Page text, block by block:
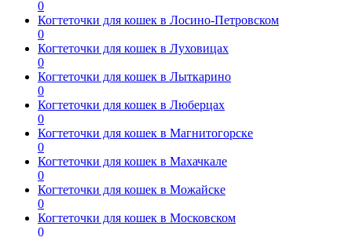
0
Когтеточки для кошек в Лосино-Петровском
0
Когтеточки для кошек в Луховицах
0
Когтеточки для кошек в Лыткарино
0
Когтеточки для кошек в Люберцах
0
Когтеточки для кошек в Магнитогорске
0
Когтеточки для кошек в Махачкале
0
Когтеточки для кошек в Можайске
0
Когтеточки для кошек в Московском
0